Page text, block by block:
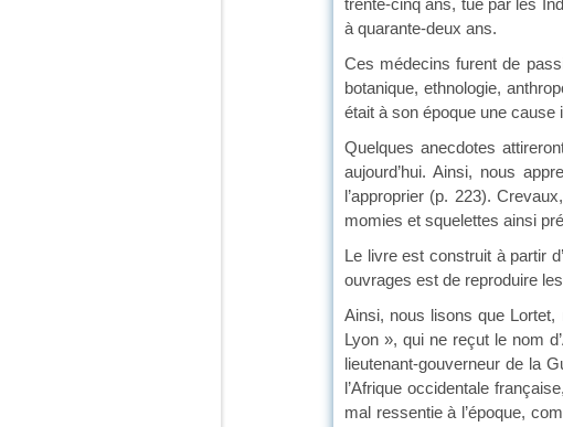
trente-cinq ans, tué par les
à quarante-deux ans.
Ces médecins furent de
botanique, ethnologie,
était à son époque une cause
Quelques anecdotes
aujourd’hui. Ainsi, nous
l’approprier (p. 223).
momies et squelettes ainsi
Le livre est construit à partir
ouvrages est de reproduire
Ainsi, nous lisons que
Lyon », qui ne reçut le nom
lieutenant-gouverneur de la
l’Afrique occidentale
mal ressentie à l’époque,